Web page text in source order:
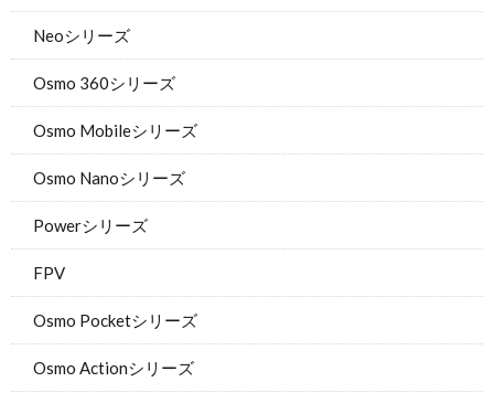
Neoシリーズ
Osmo 360シリーズ
Osmo Mobileシリーズ
Osmo Nanoシリーズ
Powerシリーズ
FPV
Osmo Pocketシリーズ
Osmo Actionシリーズ